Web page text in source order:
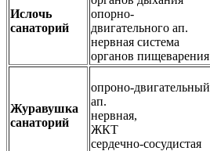
Ислочь
санаторий
опорно-
двигательного ап.
нервная система
органов пищеварения
Журавушка
санаторий
опроно-двигательный
ап.
нервная,
ЖКТ
сердечно-сосудистая